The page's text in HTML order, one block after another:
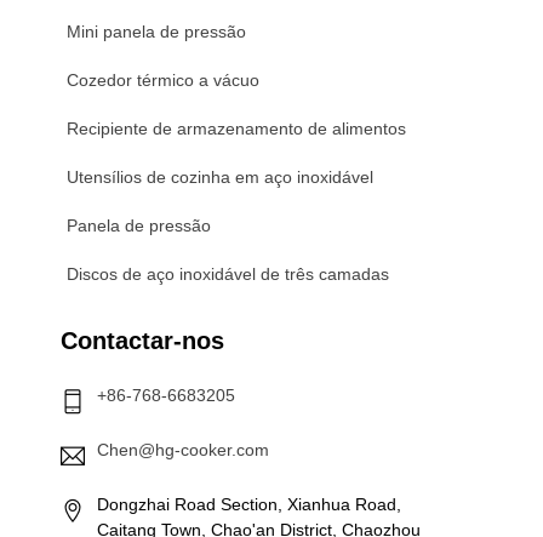
Mini panela de pressão
Cozedor térmico a vácuo
Recipiente de armazenamento de alimentos
Utensílios de cozinha em aço inoxidável
Panela de pressão
Discos de aço inoxidável de três camadas
Contactar-nos
+86-768-6683205
Chen@hg-cooker.com
Dongzhai Road Section, Xianhua Road,
Caitang Town, Chao'an District, Chaozhou